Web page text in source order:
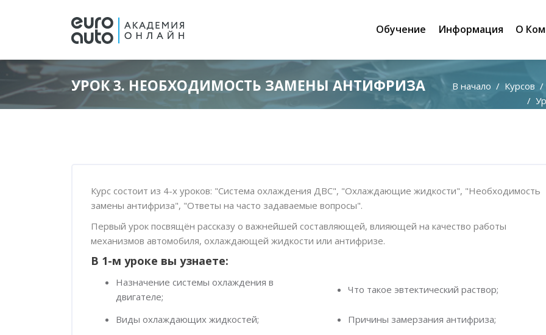
Обучение Информация О
УРОК 3. НЕОБХОДИМОСТЬ ЗАМЕНЫ АНТИФРИЗА В начало Курсов
Курс состоит из 4-х уроков: "Система охлаждения ДВС", "Охлаждающие жидкости", "Необходимость
замены антифриза", "Ответы на часто задаваемые вопросы".
Первый урок посвящён рассказу о важнейшей составляющей, влияющей на качество работы
механизмов автомобиля, охлаждающей жидкости или антифризе.
В 1-м уроке вы узнаете:
Назначение системы охлаждения в
двигателе;
Что такое эвтектический раствор;
Виды охлаждающих жидкостей; Причины замерзания антифриза;